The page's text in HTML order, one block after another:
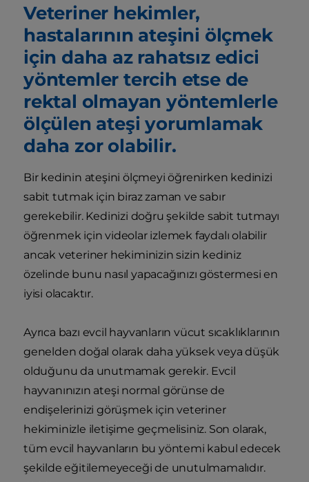
Veteriner hekimler,
hastalarının ateşini ölçmek
için daha az rahatsız edici
yöntemler tercih etse de
rektal olmayan yöntemlerle
ölçülen ateşi yorumlamak
daha zor olabilir.
Bir kedinin ateşini ölçmeyi öğrenirken kedinizi
sabit tutmak için biraz zaman ve sabır
gerekebilir. Kedinizi doğru şekilde sabit tutmayı
öğrenmek için videolar izlemek faydalı olabilir
ancak veteriner hekiminizin sizin kediniz
özelinde bunu nasıl yapacağınızı göstermesi en
iyisi olacaktır.
Ayrıca bazı evcil hayvanların vücut sıcaklıklarının
genelden doğal olarak daha yüksek veya düşük
olduğunu da unutmamak gerekir. Evcil
hayvanınızın ateşi normal görünse de
endişelerinizi görüşmek için veteriner
hekiminizle iletişime geçmelisiniz. Son olarak,
tüm evcil hayvanların bu yöntemi kabul edecek
şekilde eğitilemeyeceği de unutulmamalıdır.